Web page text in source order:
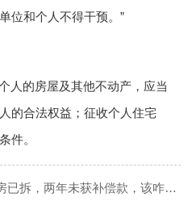
位和个人不得干预。”
人的房屋及其他不动产，应当
的合法权益；征收个人住宅
件。
拆，两年未获补偿款，该咋办？